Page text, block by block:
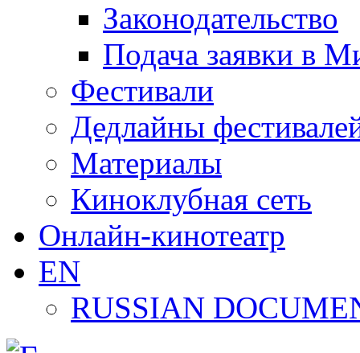
Законодательство
Подача заявки в
Фестивали
Дедлайны
Материалы
Киноклубная сеть
Онлайн-кинотеатр
EN
RUSSIAN